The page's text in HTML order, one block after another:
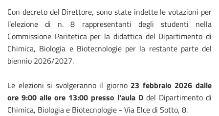
Con decreto del Direttore, sono state indette le votazioni per
l’elezione di n. 8 rappresentanti degli studenti nella
Commissione Paritetica per la didattica del Dipartimento di
Chimica, Biologia e Biotecnologie per la restante parte del
biennio 2026/2027.
Le elezioni si svolgeranno il giorno 23 febbraio 2026 dalle
ore 9:00 alle ore 13:00 presso l'aula D del Dipartimento di
Chimica, Biologia e Biotecnologie - Via Elce di Sotto, 8.